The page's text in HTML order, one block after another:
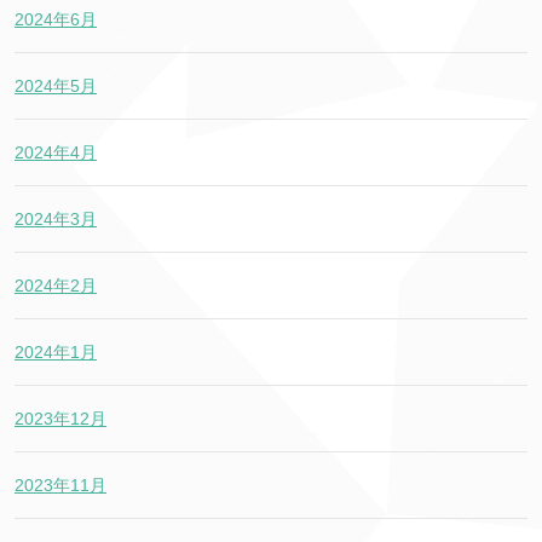
2024年6月
2024年5月
2024年4月
2024年3月
2024年2月
2024年1月
2023年12月
2023年11月